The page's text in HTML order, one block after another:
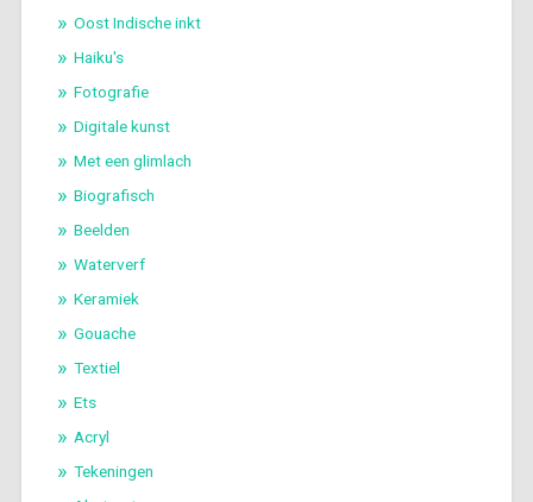
Oost Indische inkt
Haiku's
Fotografie
Digitale kunst
Met een glimlach
Biografisch
Beelden
Waterverf
Keramiek
Gouache
Textiel
Ets
Acryl
Tekeningen